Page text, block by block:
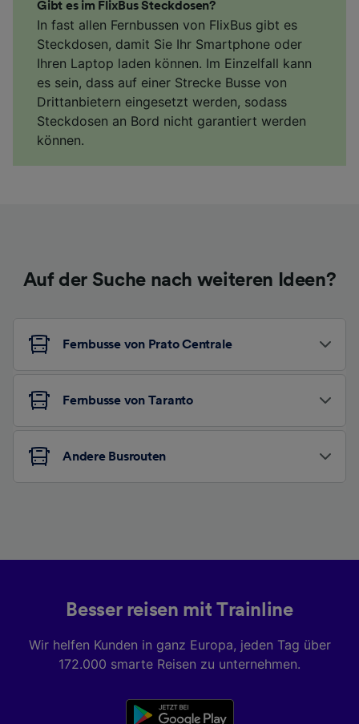
Gibt es im FlixBus Steckdosen?
In fast allen Fernbussen von FlixBus gibt es
Steckdosen, damit Sie Ihr Smartphone oder
Ihren Laptop laden können. Im Einzelfall kann
es sein, dass auf einer Strecke Busse von
Drittanbietern eingesetzt werden, sodass
Steckdosen an Bord nicht garantiert werden
können.
Auf der Suche nach weiteren Ideen?
Fernbusse von Prato Centrale
Fernbusse von Taranto
Andere Busrouten
Besser reisen mit Trainline
Wir helfen Kunden in ganz Europa, jeden Tag über
172.000 smarte Reisen zu unternehmen.